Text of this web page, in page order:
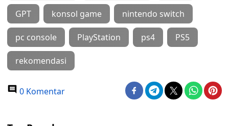
GPT konsol game nintendo switch
pc console PlayStation ps4 PS5
rekomendasi
0 Komentar